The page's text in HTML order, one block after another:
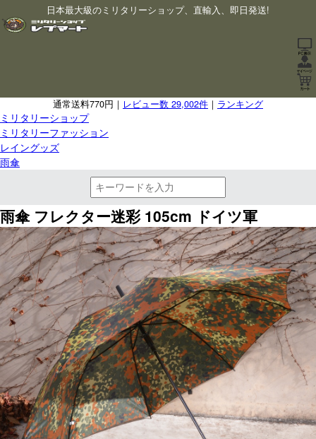
日本最大級のミリタリーショップ、直輸入、即日発送!
通常送料770円｜ レビュー数 29,002件 ｜ ランキング
ミリタリーショップ
ミリタリーファッション
レイングッズ
雨傘
雨傘 フレクター迷彩 105cm ドイツ軍